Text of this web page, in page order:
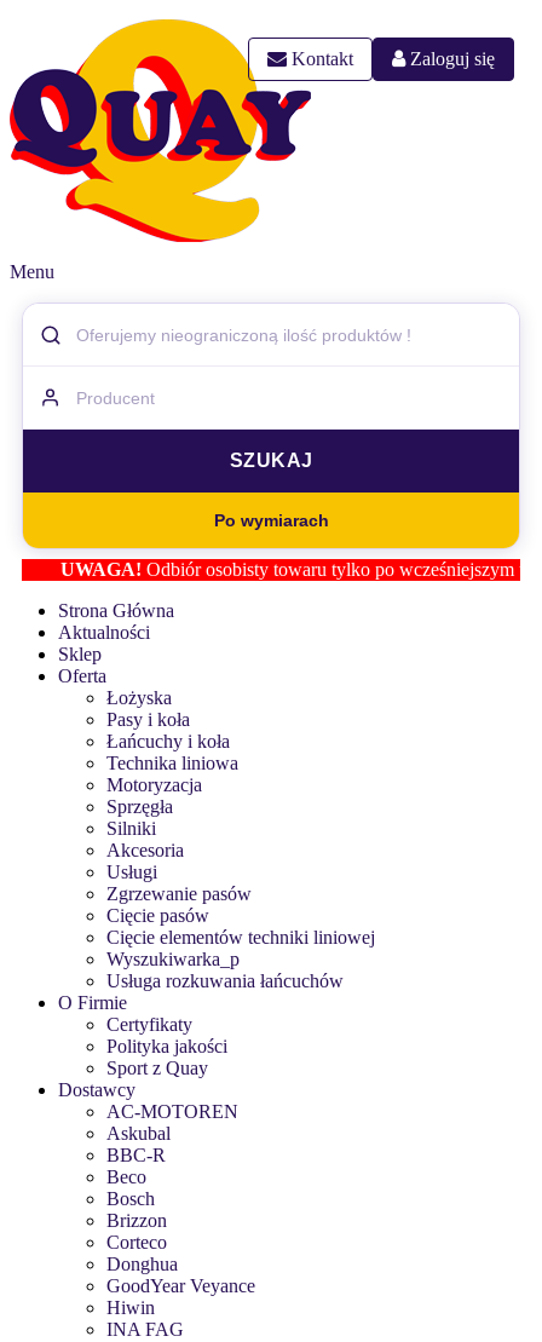
Kontakt Zaloguj się
Menu
Po wymiarach
UWAGA!Odbiór osobisty towaru tylko po wcześniejszym
Strona Główna
Aktualności
Sklep
Oferta
Łożyska
Pasy i koła
Łańcuchy i koła
Technika liniowa
Motoryzacja
Sprzęgła
Silniki
Akcesoria
Usługi
Zgrzewanie pasów
Cięcie pasów
Cięcie elementów techniki liniowej
Wyszukiwarka_p
Usługa rozkuwania łańcuchów
O Firmie
Certyfikaty
Polityka jakości
Sport z Quay
Dostawcy
AC-MOTOREN
Askubal
BBC-R
Beco
Bosch
Brizzon
Corteco
Donghua
GoodYear Veyance
Hiwin
INA FAG